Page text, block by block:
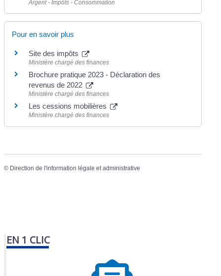
Argent - Impôts - Consommation
Pour en savoir plus
Site des impôts
Ministère chargé des finances
Brochure pratique 2023 - Déclaration des
revenus de 2022
Ministère chargé des finances
Les cessions mobilières
Ministère chargé des finances
© Direction de l'information légale et administrative
EN 1 CLIC